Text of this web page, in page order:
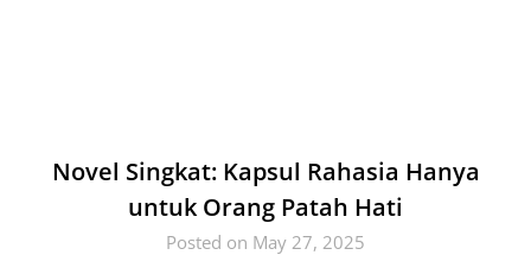
Novel Singkat: Kapsul Rahasia Hanya
untuk Orang Patah Hati
Posted on May 27, 2025